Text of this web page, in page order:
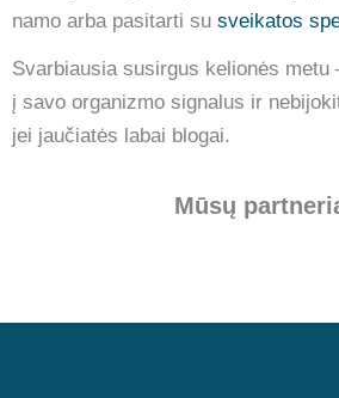
namo arba pasitarti su sveikatos
Svarbiausia susirgus kelionės metu
į savo organizmo signalus ir
jei jaučiatės labai blogai.
Mūsų